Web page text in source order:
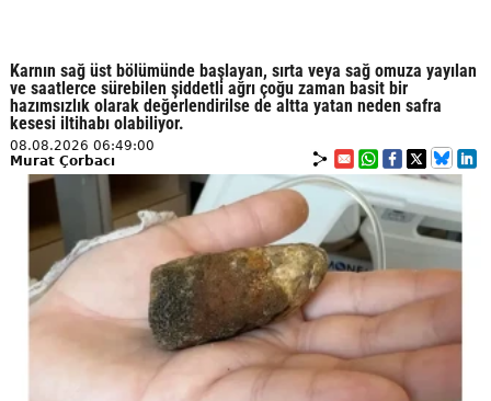
Karnın sağ üst bölümünde başlayan, sırta veya sağ omuza yayılan
ve saatlerce sürebilen şiddetli ağrı çoğu zaman basit bir
hazımsızlık olarak değerlendirilse de altta yatan neden safra
kesesi iltihabı olabiliyor.
08.08.2026 06:49:00
Murat Çorbacı